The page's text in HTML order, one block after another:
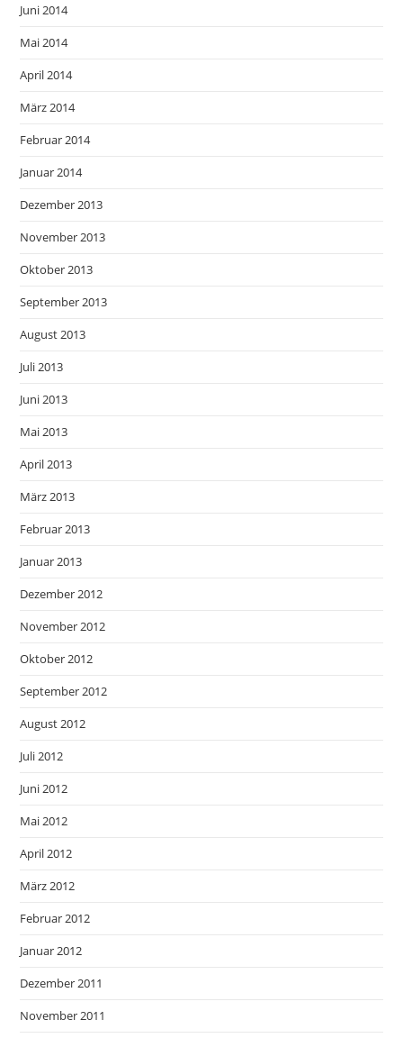
Juni 2014
Mai 2014
April 2014
März 2014
Februar 2014
Januar 2014
Dezember 2013
November 2013
Oktober 2013
September 2013
August 2013
Juli 2013
Juni 2013
Mai 2013
April 2013
März 2013
Februar 2013
Januar 2013
Dezember 2012
November 2012
Oktober 2012
September 2012
August 2012
Juli 2012
Juni 2012
Mai 2012
April 2012
März 2012
Februar 2012
Januar 2012
Dezember 2011
November 2011